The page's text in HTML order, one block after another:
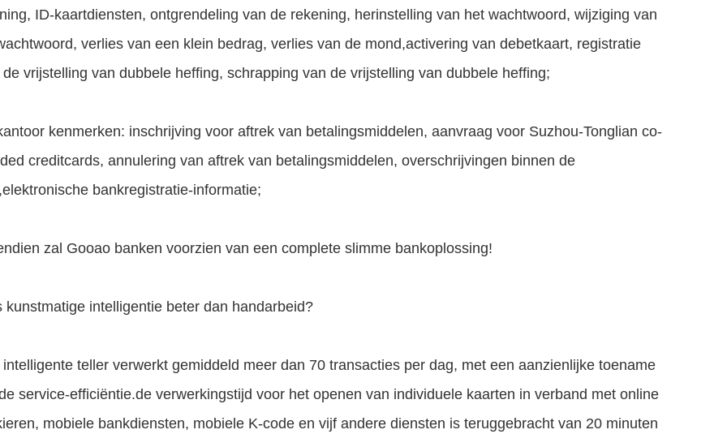
ID-kaartdiensten, ontgrendeling van de rekening, herinstelling van het wachtwoord, wijziging van
verlies van een klein bedrag, verlies van de mond,activering van debetkaart, registratie
vrijstelling van dubbele heffing, schrapping van de vrijstelling van dubbele heffing;
kenmerken: inschrijving voor aftrek van betalingsmiddelen, aanvraag voor Suzhou-Tonglian co-
creditcards, annulering van aftrek van betalingsmiddelen, overschrijvingen binnen de
bankregistratie-informatie;
zal Gooao banken voorzien van een complete slimme bankoplossing!
kunstmatige intelligentie beter dan handarbeid?
intelligente teller verwerkt gemiddeld meer dan 70 transacties per dag, met een aanzienlijke toename
service-efficiëntie.de verwerkingstijd voor het openen van individuele kaarten in verband met online
mobiele bankdiensten, mobiele K-code en vijf andere diensten is teruggebracht van 20 minuten